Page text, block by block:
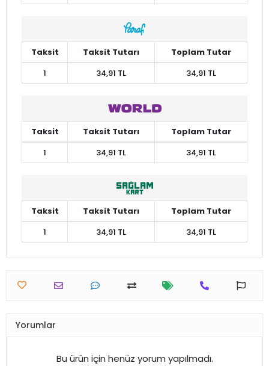
Taksit Taksit Tutarı
Toplam Tutar
1
34,91 TL 34,91 TL
Taksit Taksit Tutarı
Toplam Tutar
1
34,91 TL 34,91 TL
Taksit Taksit Tutarı
Toplam Tutar
1
34,91 TL 34,91 TL
Yorumlar
Bu ürün için henüz yorum yapılmadı.